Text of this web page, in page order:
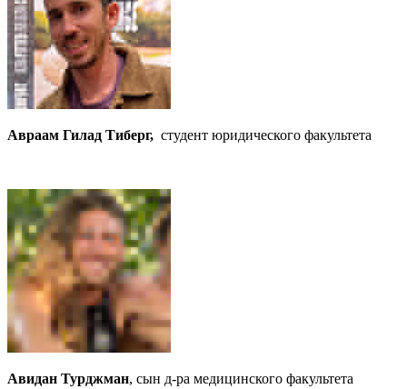
Авраам Гилад Тиберг, студент юридического факультета
Авидан Турджман, сын д-ра медицинского факультета